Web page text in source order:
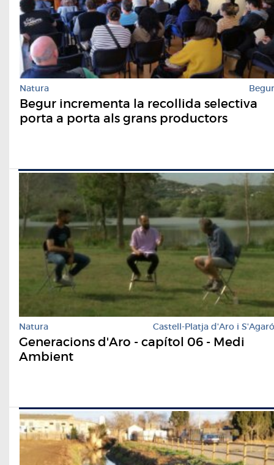
Natura Begur
Begur incrementa la recollida selectiva
porta a porta als grans productors
Natura Castell-Platja d'Aro i S'Agaró
Generacions d'Aro - capítol 06 - Medi
Ambient